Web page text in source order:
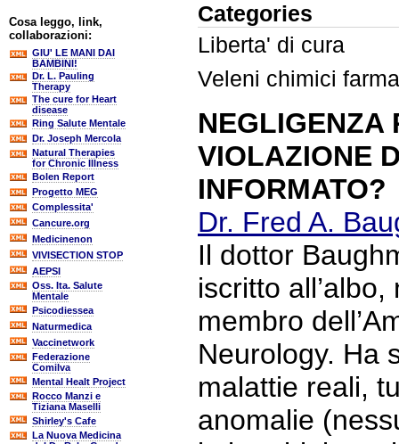
Cosa leggo, link,
collaborazioni:
GIU' LE MANI DAI
BAMBINI!
Dr. L. Pauling
Therapy
The cure for Heart
disease
Ring Salute Mentale
Dr. Joseph Mercola
Natural Therapies
for Chronic Illness
Bolen Report
Progetto MEG
Complessita'
Cancure.org
Medicinenon
VIVISECTION STOP
AEPSI
Oss. Ita. Salute
Mentale
Psicodiessea
Naturmedica
Vaccinetwork
Federazione
Comilva
Mental Healt Project
Rocco Manzi e
Tiziana Maselli
Shirley's Cafe
La Nuova Medicina
Categories
Liberta' di cura
Veleni chimici
NEGLIGENZA
VIOLAZIONE
INFORMATO?
Dr. Fred A.
Il dottor
iscritto
membro
Neurology. Ha
malattie reali,
anomalie